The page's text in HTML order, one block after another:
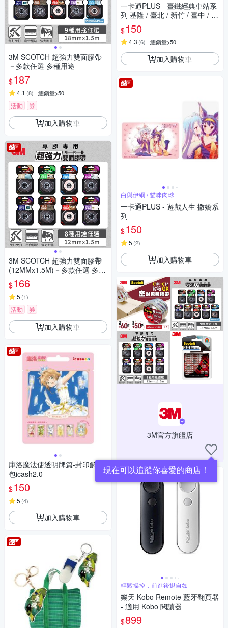
3M SCOTCH 超強力雙面膠帶
－多款任選 多種用途
$187
4.1 (8) 總銷量>50
活動 券
加入購物車
3M SCOTCH 超強力雙面膠帶
(12MMx1.5M)－多款任選 多種
用途
$166
5 (1)
活動 券
加入購物車
庫洛魔法使透明牌篇-封印解除
包icash2.0
$150
5 (4)
加入購物車
一卡通PLUS - 臺鐵經典車站系
列 基隆 / 臺北 / 新竹 / 臺中 / 嘉
$150
4.3 (6) 總銷量>50
加入購物車
白與伊綱 / 貓咪肉球
一卡通PLUS - 遊戲人生 撒嬌系
列
$150
5 (2)
加入購物車
3M官方旗艦店
現在可以追蹤你喜愛的商店！
輕鬆操控，前進後退自如
樂天 Kobo Remote 藍牙翻頁器
- 適用 Kobo 閱讀器
$899